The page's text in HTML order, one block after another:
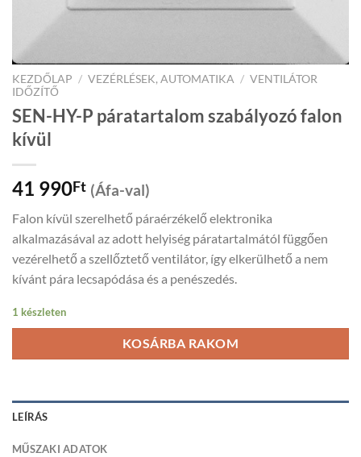
KEZDŐLAP / VEZÉRLÉSEK, AUTOMATIKA / VENTILÁTOR
IDŐZÍTŐ
SEN-HY-P páratartalom szabályozó falon
kívül
41 990Ft (Áfa-val)
Falon kívül szerelhető páraérzékelő elektronika
alkalmazásával az adott helyiség páratartalmától függően
vezérelhető a szellőztető ventilátor, így elkerülhető a nem
kívánt pára lecsapódása és a penészedés.
1 készleten
KOSÁRBA RAKOM
LEÍRÁS
MŰSZAKI ADATOK